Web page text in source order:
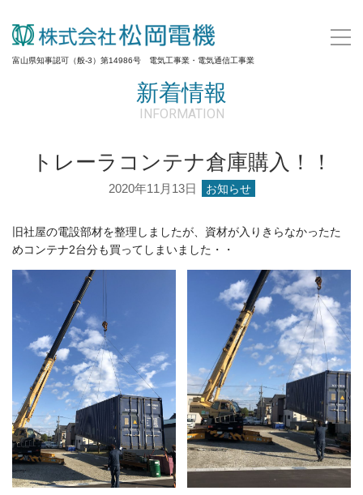
富山県知事認可（般-3）第14986号 電気工事業・電気通信工事業
新着情報
INFORMATION
トレーラコンテナ倉庫購入！！
2020年11月13日 お知らせ
旧社屋の電設部材を整理しましたが、資材が入りきらなかったた
めコンテナ2台分も買ってしまいました・・